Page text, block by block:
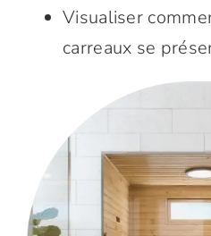
Visualiser
carreaux se